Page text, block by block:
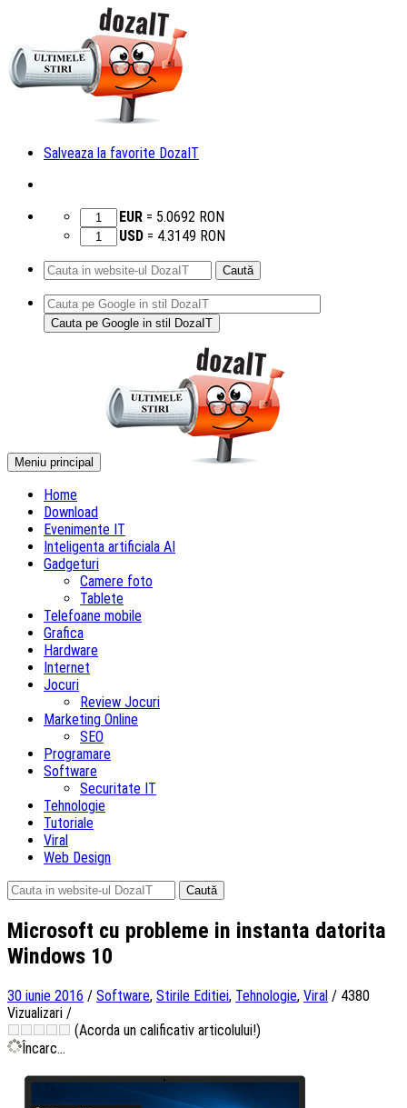
Salveaza la favorite DozaIT
EUR = 5.0692 RON
USD = 4.3149 RON
Caută
după:
Meniu principal
Home
Download
Evenimente IT
Inteligenta artificiala AI
Gadgeturi
Camere foto
Tablete
Telefoane mobile
Grafica
Hardware
Internet
Jocuri
Review Jocuri
Marketing Online
SEO
Programare
Software
Securitate IT
Tehnologie
Tutoriale
Viral
Web Design
Caută
după:
Microsoft cu probleme in instanta datorita
Windows 10
30 iunie 2016 / Software, Stirile Editiei, Tehnologie, Viral / 4380
Vizualizari /
(Acorda un calificativ articolului!)
Încarc...